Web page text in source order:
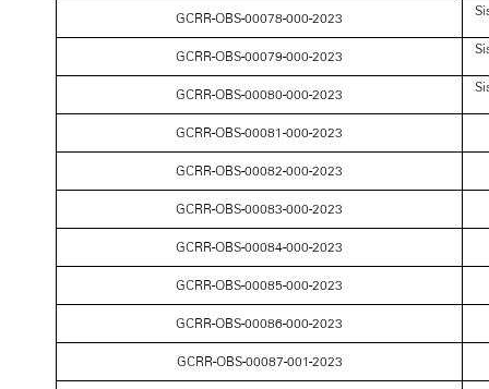
GCRR-OBS-00078-000-2023
GCRR-OBS-00079-000-2023
GCRR-OBS-00080-000-2023
GCRR-OBS-00081-000-2023
GCRR-OBS-00082-000-2023
GCRR-OBS-00083-000-2023
GCRR-OBS-00084-000-2023
GCRR-OBS-00085-000-2023
GCRR-OBS-00086-000-2023
GCRR-OBS-00087-001-2023